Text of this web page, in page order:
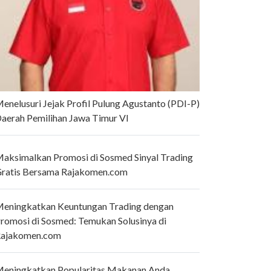
Jejak Profil Pulung Agustanto (PDI-P)
Pemilihan Jawa Timur VI
Promosi di Sosmed Sinyal Trading
Bersama Rajakomen.com
Keuntungan Trading dengan
di Sosmed: Temukan Solusinya di